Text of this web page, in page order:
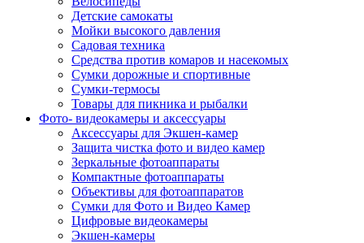
Детские самокаты
Мойки высокого давления
Садовая техника
Средства против комаров и насекомых
Сумки дорожные и спортивные
Сумки-термосы
Товары для пикника и рыбалки
Фото- видеокамеры и аксессуары
Аксессуары для Экшен-камер
Защита чистка фото и видео камер
Зеркальные фотоаппараты
Компактные фотоаппараты
Объективы для фотоаппаратов
Сумки для Фото и Видео Камер
Цифровые видеокамеры
Экшен-камеры